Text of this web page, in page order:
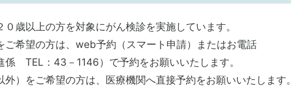
歳以上の方を対象にがん検診を実施しています。
希望の方は、web予約（スマート申請）またはお電話
係 TEL：43－1146）で予約をお願いいたします。
）をご希望の方は、医療機関へ直接予約をお願いいたします。